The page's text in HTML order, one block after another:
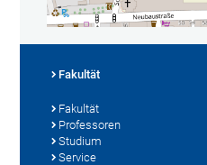
Fakultät
Fakultät
Professoren
Studium
Service